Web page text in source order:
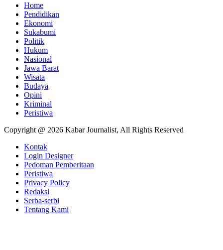
Home
Pendidikan
Ekonomi
Sukabumi
Politik
Hukum
Nasional
Jawa Barat
Wisata
Budaya
Opini
Kriminal
Peristiwa
Copyright @ 2026 Kabar Journalist, All Rights Reserved
Kontak
Login Designer
Pedoman Pemberitaan
Peristiwa
Privacy Policy
Redaksi
Serba-serbi
Tentang Kami